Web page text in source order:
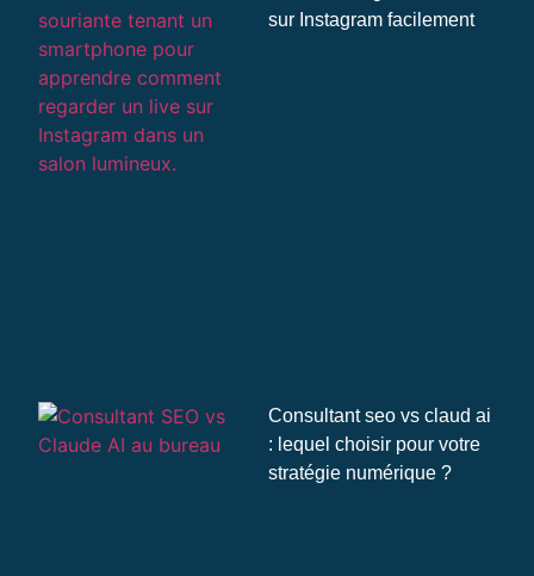
sur Instagram facilement
Consultant seo vs claud ai
: lequel choisir pour votre
stratégie numérique ?